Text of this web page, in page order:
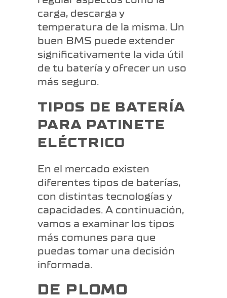
carga, descarga y
temperatura de la misma. Un
buen BMS puede extender
significativamente la vida útil
de tu batería y ofrecer un uso
más seguro.
TIPOS DE BATERÍA
PARA PATINETE
ELÉCTRICO
En el mercado existen
diferentes tipos de baterías,
con distintas tecnologías y
capacidades. A continuación,
vamos a examinar los tipos
más comunes para que
puedas tomar una decisión
informada.
DE PLOMO